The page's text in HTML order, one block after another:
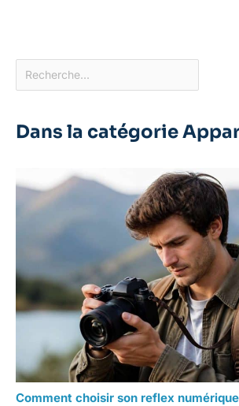
Dans la catégorie
Comment choisir son reflex